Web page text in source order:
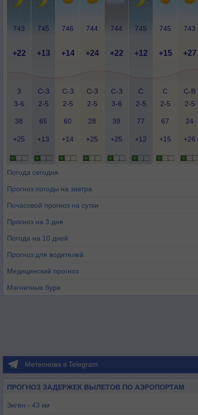
743 745 746 744 744 745 745 743
+22 +13 +14 +24 +22 +12 +15 +27
З
3-6
С-З
2-5
С-З
2-5
С-З
2-5
С-З
3-6
С
2-5
С
2-5
С-В
2-5
38 65 60 28 39 77 67 24
+25 +13 +14 +25 +25 +12 +15 +26
Погода сегодня
Прогноз погоды на завтра
Почасовой прогноз на сутки
Прогноз на 3 дня
Погода на 10 дней
Прогноз для водителей
Медицинский прогноз
Магнитные бури
Метеонова в Telegram
ПРОГНОЗ ЗАДЕРЖЕК ВЫЛЕТОВ ПО АЭРОПОРТАМ
Зиген - 43 км